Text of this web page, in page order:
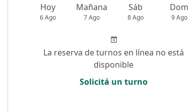
Hoy
6 Ago
Mañana
7 Ago
Sáb
8 Ago
Dom
9 Ago
La reserva de turnos en línea no está
disponible
Solicitá un turno